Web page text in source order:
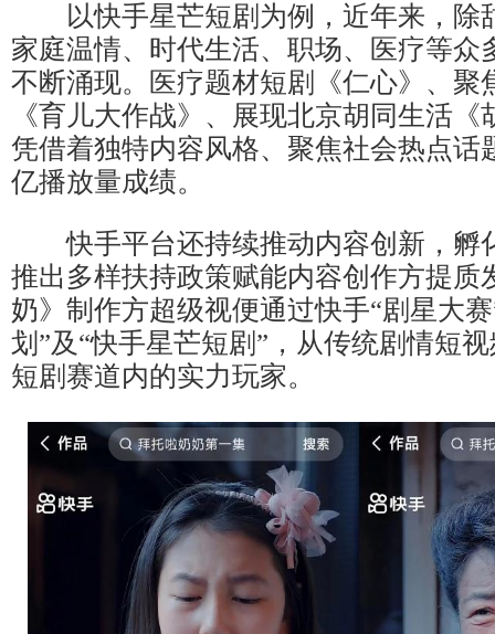
以快手星芒短剧为例，近年来，除
家庭温情、时代生活、职场、医疗等众
不断涌现。医疗题材短剧《仁心》、聚
《育儿大作战》、展现北京胡同生活
凭借着独特内容风格、聚焦社会热点话
亿播放量成绩。
快手平台还持续推动内容创新，孵
推出多样扶持政策赋能内容创作方提质
奶》制作方超级视便通过快手“剧星大
划”及“快手星芒短剧”，从传统剧情短
短剧赛道内的实力玩家。